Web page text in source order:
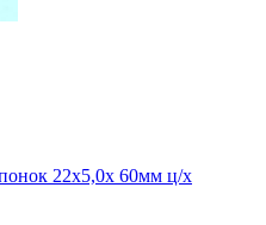
22х5,0х 60мм ц/х